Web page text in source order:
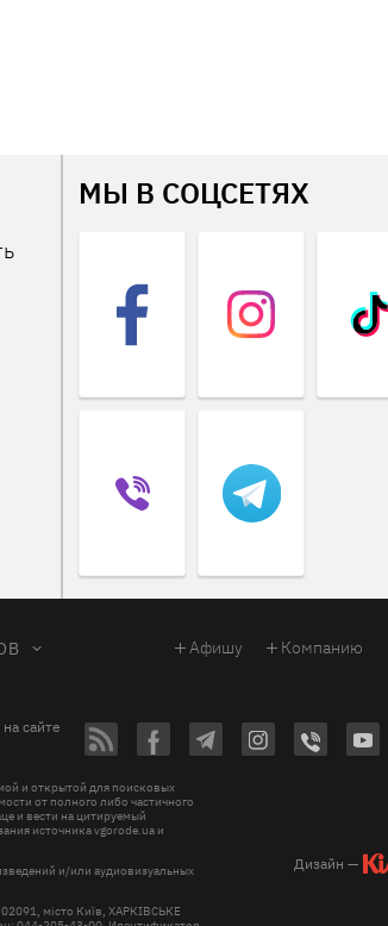
МЫ В СОЦСЕТЯХ
Афишу Компанию
сайте
и открытой для поисковых
от полного либо частичного
и вести на цитируемый
источника vgorode.ua и
и/или аудиовизуальных
місто Київ, ХАРКІВСЬКЕ
Дизайн —